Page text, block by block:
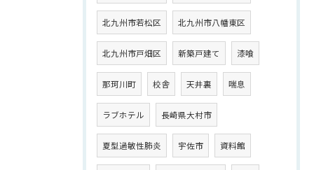
北九州市若松区 北九州市八幡東区
北九州市戸畑区 新築戸建て 漆喰
那珂川町 校舎 天井裏 喘息
ラブホテル 長崎県大村市
夏型過敏性肺炎 宇佐市 資料館